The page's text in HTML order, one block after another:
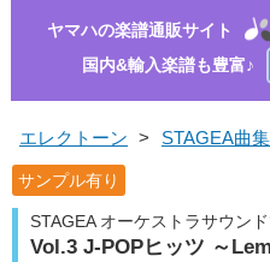
ヤマハの楽譜通販サイト
国内&輸入楽譜も豊富♪
エレクトーン > STAGEA曲
サンプル有り
STAGEA オーケストラサウン
Vol.3 J-POPヒッツ ～